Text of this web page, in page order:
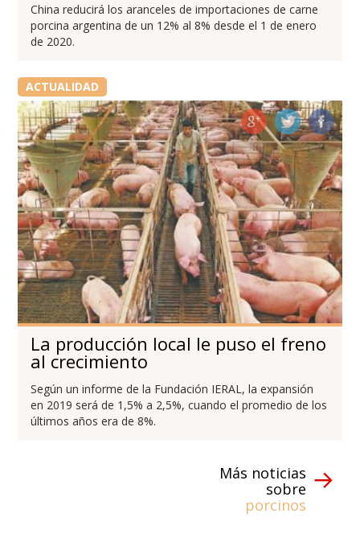
China reducirá los aranceles de importaciones de carne
porcina argentina de un 12% al 8% desde el 1 de enero
de 2020.
ACTUALIDAD
La producción local le puso el freno
al crecimiento
Según un informe de la Fundación IERAL, la expansión
en 2019 será de 1,5% a 2,5%, cuando el promedio de los
últimos años era de 8%.
Más noticias
sobre
porcinos